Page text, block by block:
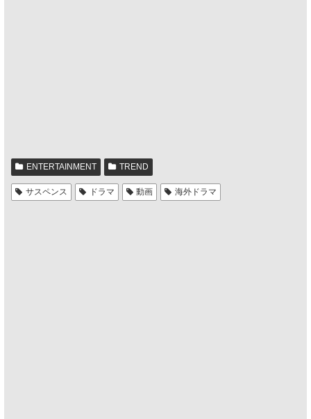
ENTERTAINMENT TREND
サスペンス ドラマ 動画 海外ドラマ